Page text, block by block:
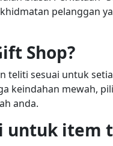
pelanggan
Shop?
teliti sesuai untuk
keindahan mewah,
anda.
untuk item